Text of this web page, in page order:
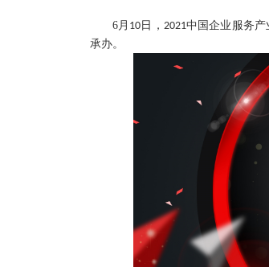
6月 10 日， 2021中国企业服务
承办。